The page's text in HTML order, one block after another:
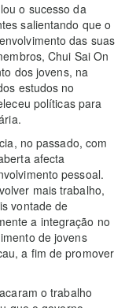
o sucesso da
salientando que o
das suas
Chui Sai On
dos jovens, na
estudos no
políticas para
no passado, com
afecta
pessoal.
mais trabalho,
vontade de
a integração no
de jovens
a fim de promover
o trabalho